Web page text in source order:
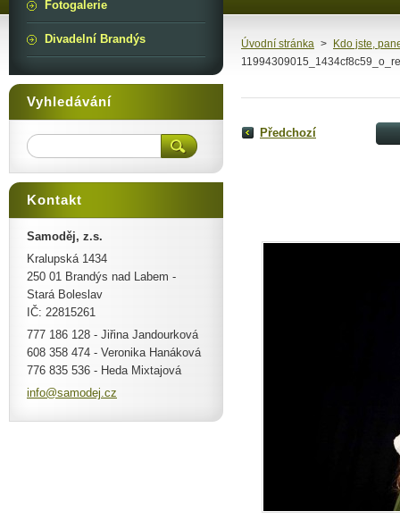
Úvodní stránka >
Kdo jste,
Předchozí
Fotogalerie
Divadelní Brandýs
Vyhledávání
Kontakt
Samoděj, z.s.
Kralupská 1434
250 01 Brandýs nad Labem -
Stará Boleslav
IČ: 22815261
777 186 128 - Jiřina Jandourková
608 358 474 - Veronika Hanáková
776 835 536 - Heda Mixtajová
info@samodej.cz